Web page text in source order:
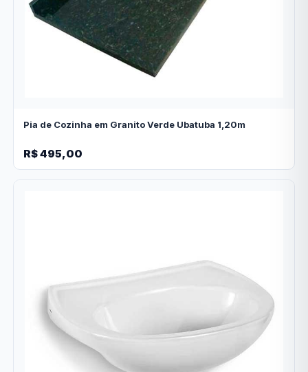
Pia de Cozinha em Granito Verde Ubatuba 1,20m
R$ 495,00